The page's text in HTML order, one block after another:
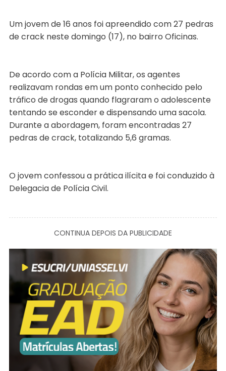
Um jovem de 16 anos foi apreendido com 27 pedras
de crack neste domingo (17), no bairro Oficinas.
De acordo com a Polícia Militar, os agentes
realizavam rondas em um ponto conhecido pelo
tráfico de drogas quando flagraram o adolescente
tentando se esconder e dispensando uma sacola.
Durante a abordagem, foram encontradas 27
pedras de crack, totalizando 5,6 gramas.
O jovem confessou a prática ilícita e foi conduzido à
Delegacia de Polícia Civil.
CONTINUA DEPOIS DA PUBLICIDADE